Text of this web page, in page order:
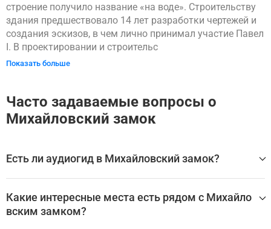
строение получило название «на воде». Строительству
здания предшествовало 14 лет разработки чертежей и
создания эскизов, в чем лично принимал участие Павел
I. В проектировании и строительс
Показать больше
Часто задаваемые вопросы о
Михайловский замок
Есть ли аудиогид в Михайловский замок?
огид, который помогает самостоятельно изучить главн
ые залы, экспонаты и историю достопримечательности
без экскурсовода.
Какие интересные места есть рядом с Михайло
вским замком?